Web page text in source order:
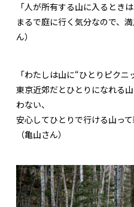
「人が所有する山に入るとき
まるで庭に行く気分なので、
ん）
「わたしは山に“ひとりピクニ
東京近郊だとひとりになれる
わない、
安心してひとりで行ける山っ
（亀山さん）